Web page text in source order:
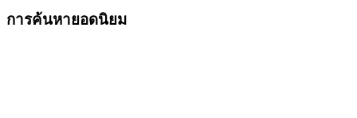
การค้นหายอดนิยม